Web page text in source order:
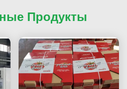
Продукты